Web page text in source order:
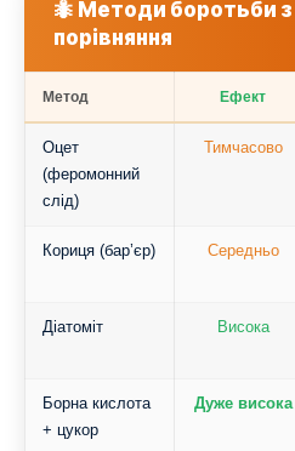
🐜 Методи боротьби
порівняння
Метод Ефект
Оцет
(феромонний
слід)
Тимчасово
Кориця (бар’єр) Середньо
Діатоміт Висока
Борна кислота
+ цукор
Дуже висока